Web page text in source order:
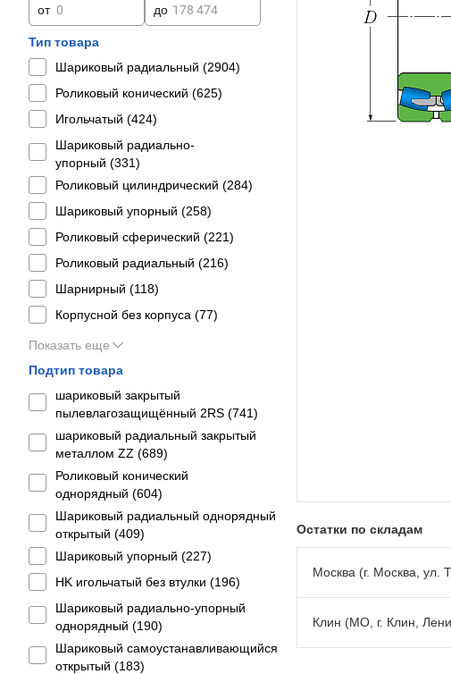
от до
Тип товара
Шариковый радиальный (2904)
Роликовый конический (625)
Игольчатый (424)
Шариковый радиально-
упорный (331)
Роликовый цилиндрический (284)
Шариковый упорный (258)
Роликовый сферический (221)
Роликовый радиальный (216)
Шарнирный (118)
Корпусной без корпуса (77)
Показать еще
Подтип товара
шариковый закрытый
пылевлагозащищённый 2RS (741)
шариковый радиальный закрытый
металлом ZZ (689)
Роликовый конический
однорядный (604)
Шариковый радиальный однорядный
открытый (409)
Шариковый упорный (227)
HK игольчатый без втулки (196)
Шариковый радиально-упорный
однорядный (190)
Шариковый самоустанавливающийся
открытый (183)
Остатки по складам
Москва (г. Москва, ул.
Клин (МО, г. Клин,